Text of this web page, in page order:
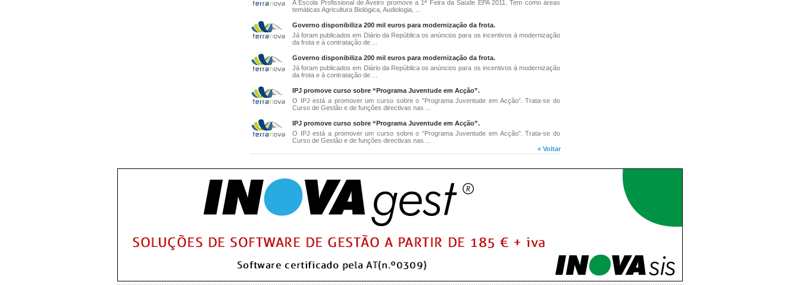
A Escola Profissional de Aveiro promove a 1ª Feira da Saúde EPA 2011. Tem como áreas
temáticas Agricultura Biológica, Audiologia, ...
Governo disponibiliza 200 mil euros para modernização da frota.
Já foram publicados em Diário da República os anúncios para os incentivos à modernização
da frota e à contratação de ...
Governo disponibiliza 200 mil euros para modernização da frota.
Já foram publicados em Diário da República os anúncios para os incentivos à modernização
da frota e à contratação de ...
IPJ promove curso sobre “Programa Juventude em Acção”.
O IPJ está a promover um curso sobre o “Programa Juventude em Acção”. Trata-se do
Curso de Gestão e de funções directivas nas ...
IPJ promove curso sobre “Programa Juventude em Acção”.
O IPJ está a promover um curso sobre o “Programa Juventude em Acção”. Trata-se do
Curso de Gestão e de funções directivas nas ...
« Voltar